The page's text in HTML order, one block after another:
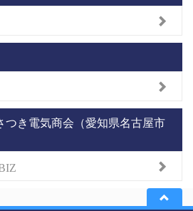
つき電気商会（愛知県名古屋市